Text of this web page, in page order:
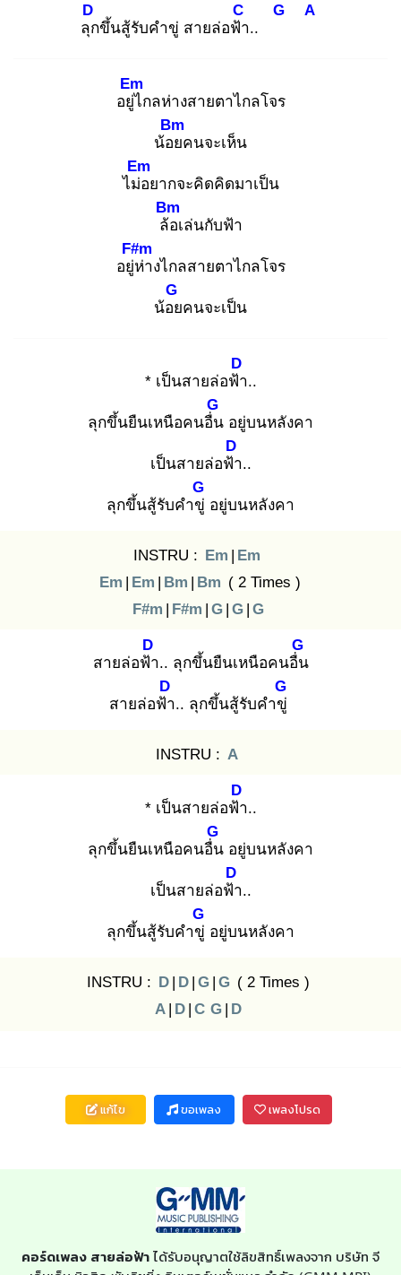
ลุก
D
ขึ้นสู้รับคำขู่ สายล่อฟ้า
C
..
G A
อยู่ไ
Em
กลห่างสายตาไกลโจร
น้อย
Bm
คนจะเห็น
ไม่อ
Em
ยากจะคิดคิดมาเป็น
ล้อ
Bm
เล่นกับฟ้า
อยู่ห่
F#m
างไกลสายตาไกลโจร
น้อย
G
คนจะเป็น
* เป็นสายล่อฟ้า
D
..
ลุกขึ้นยืนเหนือคนอื่น
G
อยู่บนหลังคา
เป็นสายล่อฟ้า
D
..
ลุกขึ้นสู้รับคำขู่
G
อยู่บนหลังคา
INSTRU : Em | Em
Em | Em | Bm | Bm ( 2 Times )
F#m | F#m | G | G | G
สายล่อฟ้า
D
.. ลุกขึ้นยืนเหนือคนอื่น
G
สายล่อฟ้า
D
.. ลุกขึ้นสู้รับคำขู่
G
INSTRU : A
* เป็นสายล่อฟ้า
D
..
ลุกขึ้นยืนเหนือคนอื่น
G
อยู่บนหลังคา
เป็นสายล่อฟ้า
D
..
ลุกขึ้นสู้รับคำขู่
G
อยู่บนหลังคา
INSTRU : D | D | G | G ( 2 Times )
A | D | C G | D
แก้ไข ขอเพลง เพลงโปรด
คอร์ดเพลง สายล่อฟ้า ได้รับอนุญาตใช้ลิขสิทธิ์เพลงจาก บริษัท จี